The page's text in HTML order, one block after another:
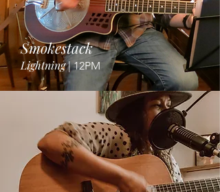
Smokestack
Lightning| 12PM